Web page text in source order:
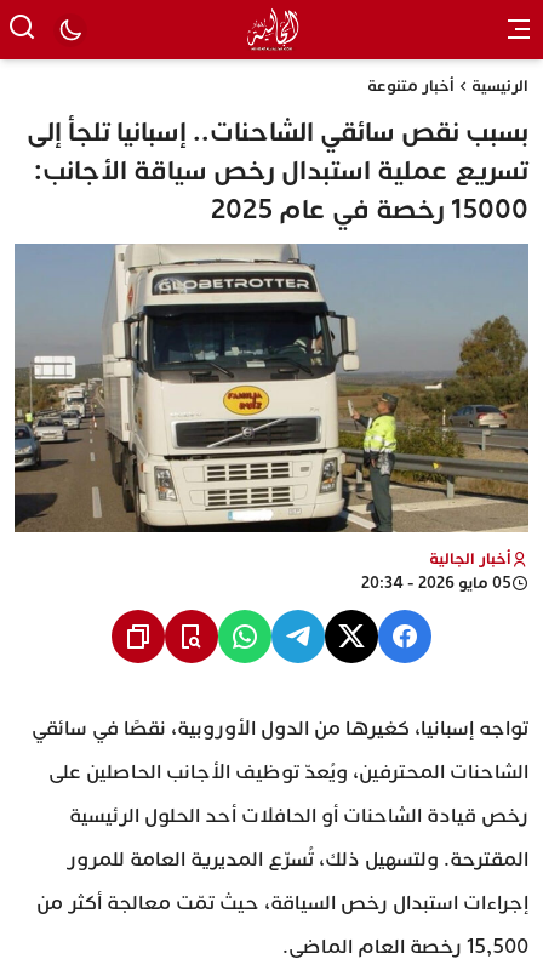
الرئيسية أخبار متنوعة
بسبب نقص سائقي الشاحنات.. إسبانيا تلجأ إلى
تسريع عملية استبدال رخص سياقة الأجانب:
15000 رخصة في عام 2025
أخبار الجالية
05 مايو 2026 - 20:34
تواجه إسبانيا، كغيرها من الدول الأوروبية، نقصًا في سائقي
الشاحنات المحترفين، ويُعدّ توظيف الأجانب الحاصلين على
رخص قيادة الشاحنات أو الحافلات أحد الحلول الرئيسية
المقترحة. ولتسهيل ذلك، تُسرّع المديرية العامة للمرور
إجراءات استبدال رخص السياقة، حيث تمّت معالجة أكثر من
15,500 رخصة العام الماضي.